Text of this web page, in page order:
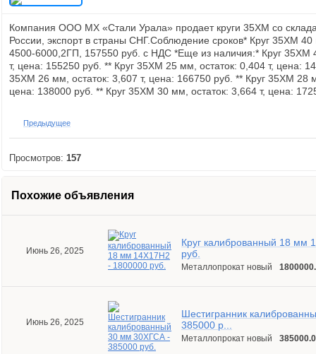
Компания ООО МХ «Стали Урала» продает круги 35ХМ со
России, экспорт в страны СНГ.Соблюдение сроков* Круг 35ХМ
4500-6000,2ГП, 157550 руб. с НДС *Еще из наличия:* Круг 35ХМ
т, цена: 155250 руб. ** Круг 35ХМ 25 мм, остаток: 0,404 т, цена:
35ХМ 26 мм, остаток: 3,607 т, цена: 166750 руб. ** Круг 35ХМ 28
цена: 138000 руб. ** Круг 35ХМ 30 мм, остаток: 3,664 т, цена:
Предыдущее
Просмотров: 157
Похожие объявления
Июнь 26, 2025
Круг калиброванный 18 мм
руб.
Металлопрокат новый
Июнь 26, 2025
Шестигранник
385000 р...
Металлопрокат новый